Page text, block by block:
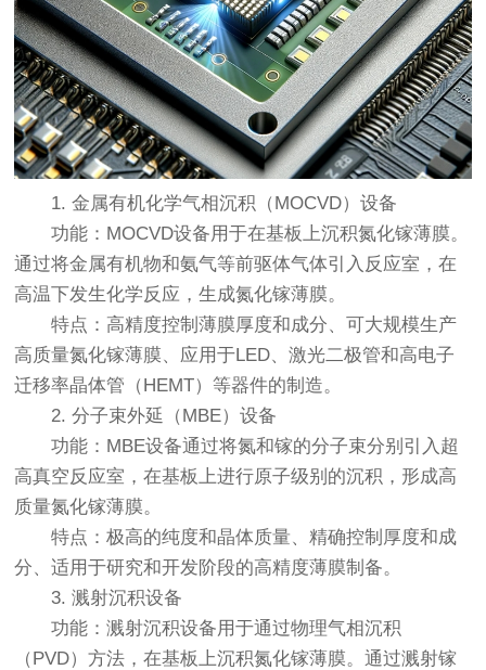
1. 金属有机化学气相沉积（MOCVD）设备
功能：MOCVD设备用于在基板上沉积氮化镓薄膜。
通过将金属有机物和氨气等前驱体气体引入反应室，在
高温下发生化学反应，生成氮化镓薄膜。
特点：高精度控制薄膜厚度和成分、可大规模生产
高质量氮化镓薄膜、应用于LED、激光二极管和高电子
迁移率晶体管（HEMT）等器件的制造。
2. 分子束外延（MBE）设备
功能：MBE设备通过将氮和镓的分子束分别引入超
高真空反应室，在基板上进行原子级别的沉积，形成高
质量氮化镓薄膜。
特点：极高的纯度和晶体质量、精确控制厚度和成
分、适用于研究和开发阶段的高精度薄膜制备。
3. 溅射沉积设备
功能：溅射沉积设备用于通过物理气相沉积
（PVD）方法，在基板上沉积氮化镓薄膜。通过溅射镓